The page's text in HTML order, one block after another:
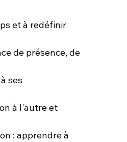
et à redéfinir
de présence, de
ses
à l'autre et
: apprendre à